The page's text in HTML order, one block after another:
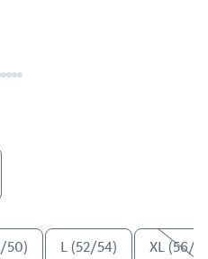
50) L (52/54) XL (56/